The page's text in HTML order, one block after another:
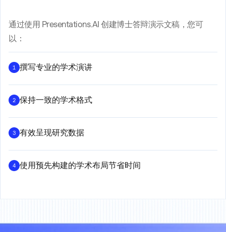
通过使用 Presentations.AI 创建博士答辩演示文稿，您可
以：
1 撰写专业的学术演讲
2 保持一致的学术格式
3 有效呈现研究数据
4 使用预先构建的学术布局节省时间